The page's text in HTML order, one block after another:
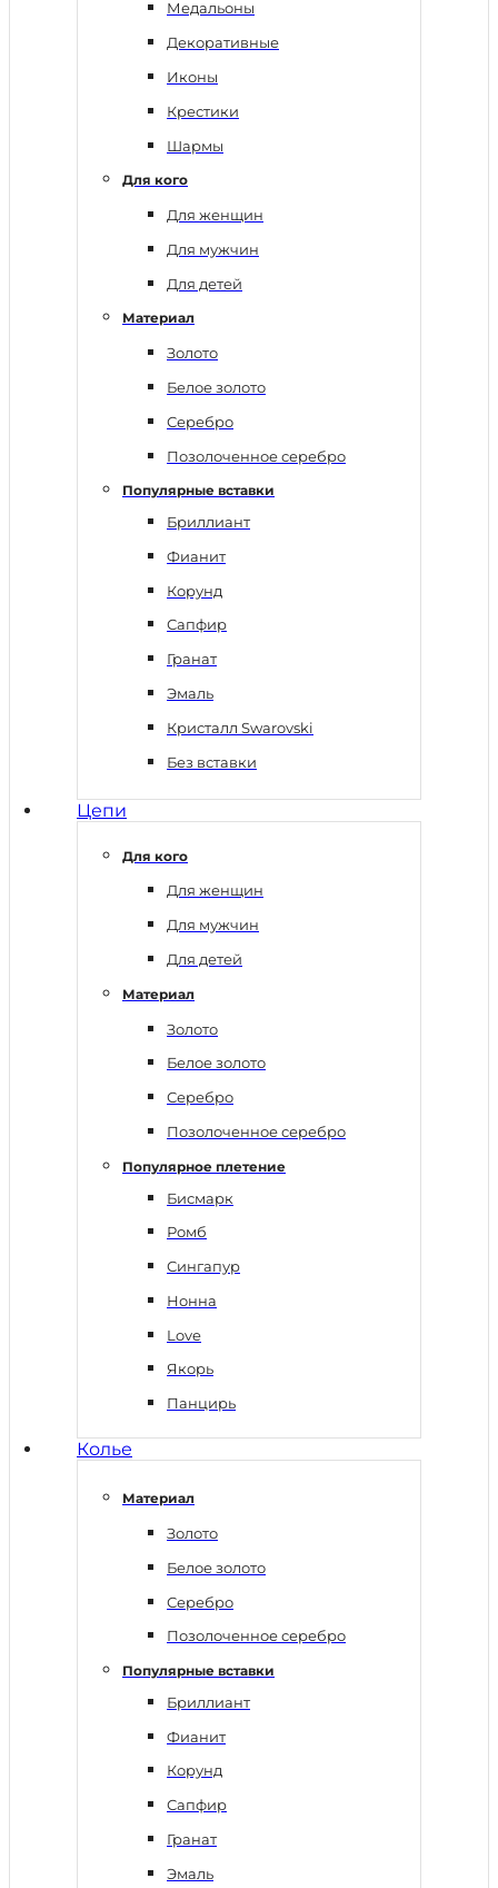
Медальоны
Декоративные
Иконы
Крестики
Шармы
Для кого
Для женщин
Для мужчин
Для детей
Материал
Золото
Белое золото
Серебро
Позолоченное серебро
Популярные вставки
Бриллиант
Фианит
Корунд
Сапфир
Гранат
Эмаль
Кристалл Swarovski
Без вставки
Цепи
Для кого
Для женщин
Для мужчин
Для детей
Материал
Золото
Белое золото
Серебро
Позолоченное серебро
Популярное плетение
Бисмарк
Ромб
Сингапур
Нонна
Love
Якорь
Панцирь
Колье
Материал
Золото
Белое золото
Серебро
Позолоченное серебро
Популярные вставки
Бриллиант
Фианит
Корунд
Сапфир
Гранат
Эмаль